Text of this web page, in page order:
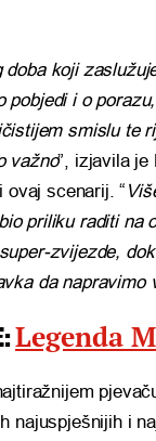
doba koji
pobjedi i o
smislu te
važno”, izjavila je
ovaj scenarij. “
priliku raditi na
zvijezde,
da
Legenda
najuspješnijih i